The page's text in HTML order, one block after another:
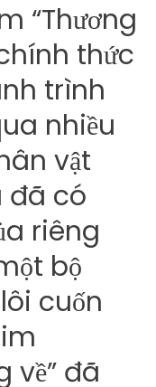
“Thương
thức
trình
nhiều
vật
đã có
riêng
bộ
cuốn
về” đã